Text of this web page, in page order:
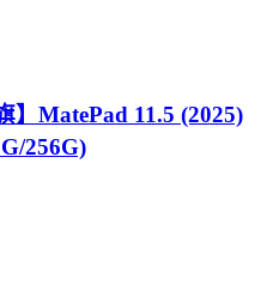
MatePad 11.5 (2025)
256G)